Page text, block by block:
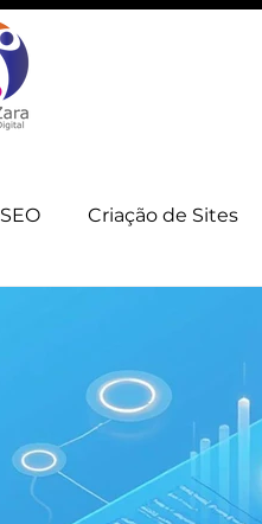
SEO Criação de Sites